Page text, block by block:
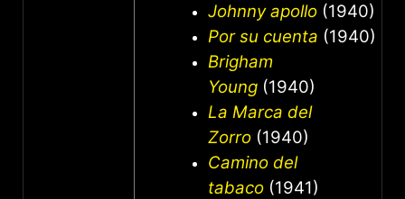
Johnny apollo (1940)
Por su cuenta (1940)
Brigham
Young (1940)
La Marca del
Zorro (1940)
Camino del
tabaco (1941)